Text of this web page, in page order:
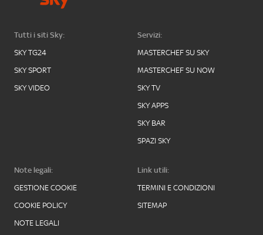
Tutti i siti Sky:
SKY TG24
SKY SPORT
SKY VIDEO
Servizi:
MASTERCHEF SU SKY
MASTERCHEF SU NOW
SKY TV
SKY APPS
SKY BAR
SPAZI SKY
Note legali:
GESTIONE COOKIE
COOKIE POLICY
NOTE LEGALI
Link utili:
TERMINI E CONDIZIONI
SITEMAP